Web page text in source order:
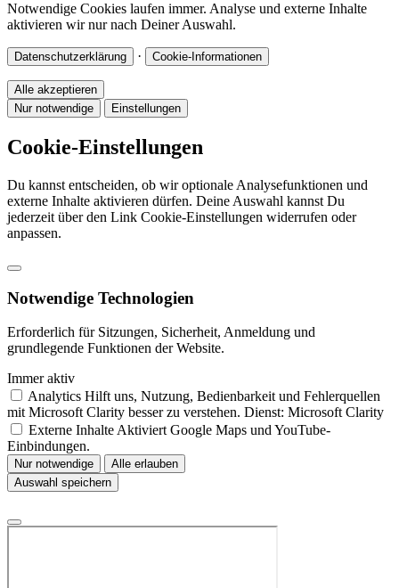
Notwendige Cookies laufen immer. Analyse und externe Inhalte
aktivieren wir nur nach Deiner Auswahl.
Datenschutzerklärung · Cookie-Informationen
Alle akzeptieren
Nur notwendige
Einstellungen
Cookie-Einstellungen
Du kannst entscheiden, ob wir optionale Analysefunktionen und
externe Inhalte aktivieren dürfen. Deine Auswahl kannst Du
jederzeit über den Link Cookie-Einstellungen widerrufen oder
anpassen.
Notwendige Technologien
Erforderlich für Sitzungen, Sicherheit, Anmeldung und
grundlegende Funktionen der Website.
Immer aktiv
Analytics Hilft uns, Nutzung, Bedienbarkeit und Fehlerquellen
mit Microsoft Clarity besser zu verstehen. Dienst: Microsoft Clarity
Externe Inhalte Aktiviert Google Maps und YouTube-
Einbindungen.
Nur notwendige
Alle erlauben
Auswahl speichern